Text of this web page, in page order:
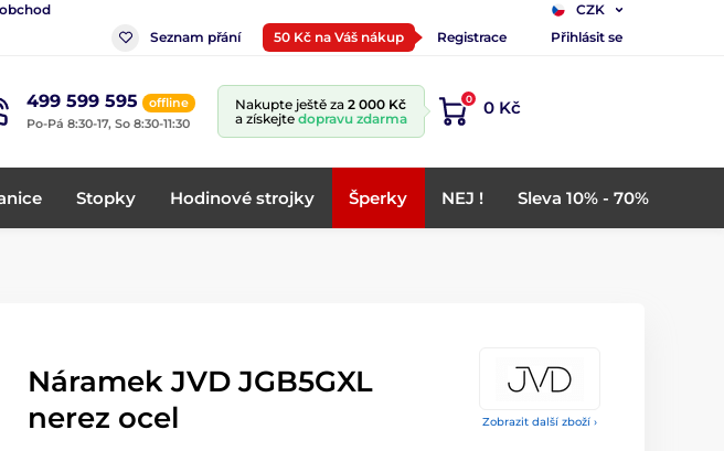
CZK
Seznam přání
50 Kč na Váš nákup Registrace Přihlásit se
499 599 595
offline
Po-Pá 8:30-17, So 8:30-11:30
Nakupte ještě za 2 000 Kč
a získejte dopravu zdarma
0 0 Kč
Stopky Hodinové strojky Šperky NEJ ! Sleva 10% - 70%
Zobrazit další zboží ›
Náramek JVD JGB5GXL
nerez ocel